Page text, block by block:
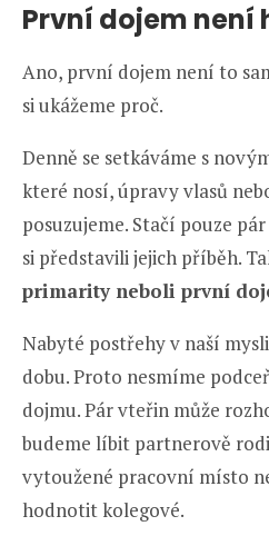
První dojem není
Ano, první dojem není to
si ukážeme proč.
Denně se setkáváme s
které nosí, úpravy vlasů
posuzujeme. Stačí pouze
si představili jejich příběh.
primarity neboli první
Nabyté postřehy v naší
dobu. Proto nesmíme
dojmu. Pár vteřin může
budeme líbit partnerově
vytoužené pracovní místo
hodnotit kolegové.